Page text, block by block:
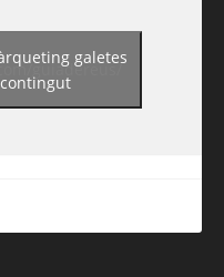
guiadereus/
galetes